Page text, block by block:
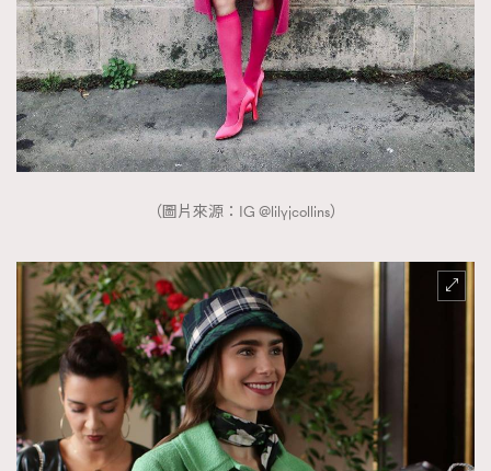
（圖片來源：IG @lilyjcollins）